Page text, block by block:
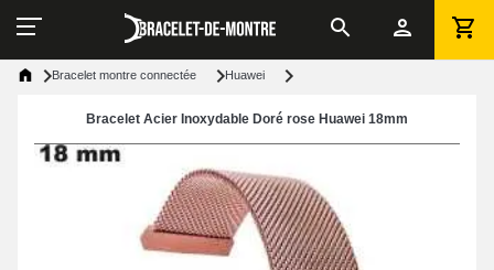
Bracelet montre connectée Huawei
Bracelet Acier Inoxydable Doré rose Huawei 18mm